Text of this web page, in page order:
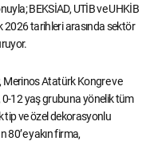
BEKSİAD, UTİB ve UHKİB
2026 tarihleri arasında sektör
Merinos Atatürk Kongre ve
0-12 yaş grubuna yönelik tüm
tip ve özel dekorasyonlu
yakın firma,